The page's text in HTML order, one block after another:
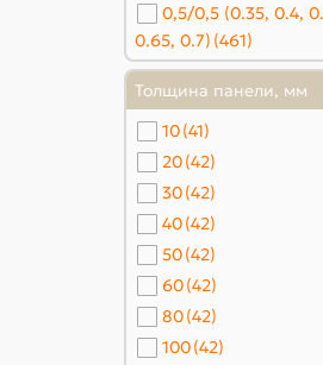
0,5/0,5 (0.35, 0.4,
0.65, 0.7) (461)
Толщина панели, мм
10(41)
20(42)
30(42)
40(42)
50(42)
60(42)
80(42)
100(42)